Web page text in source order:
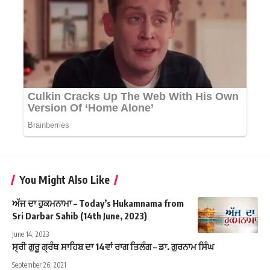
You Might Also Like
ਅੱਜ ਦਾ ਹੁਕਮਨਾਮਾ – Today’s Hukamnama from
Sri Darbar Sahib (14th June, 2023)
June 14, 2023
ਸ੍ਰੀ ਗੁਰੂ ਗ੍ਰੰਥ ਸਾਹਿਬ ਦਾ 14ਵਾਂ ਰਾਗ ਤਿਲੰਗ – ਡਾ. ਗੁਰਨਾਮ ਸਿੰਘ
September 26, 2021